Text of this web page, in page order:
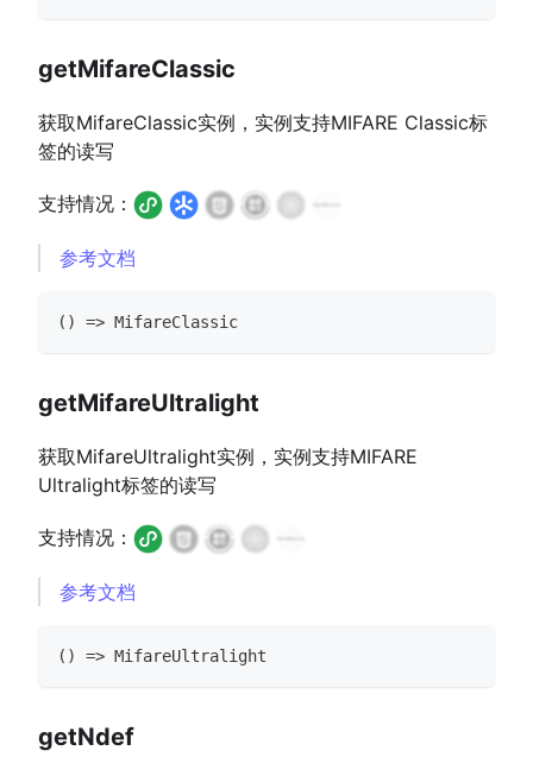
getMifareClassic
获取MifareClassic实例，实例支持MIFARE Classic标
签的读写
支持情况：
参考文档
( ) => MifareClassic
getMifareUltralight
获取MifareUltralight实例，实例支持MIFARE
Ultralight标签的读写
支持情况：
参考文档
( ) => MifareUltralight
getNdef